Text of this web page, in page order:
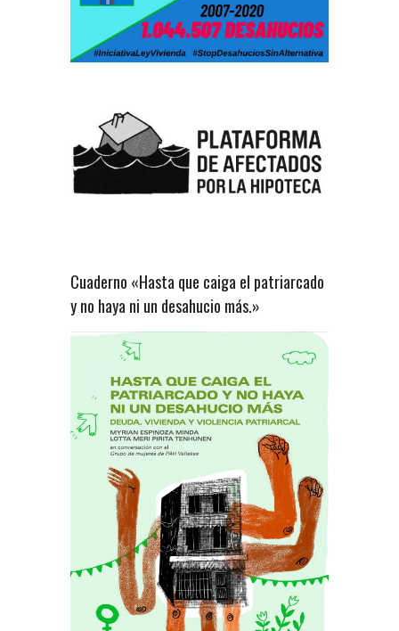
Cuaderno «Hasta que caiga el patriarcado
y no haya ni un desahucio más.»